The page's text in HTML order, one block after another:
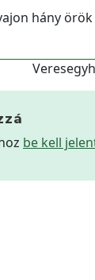
hány
be kell